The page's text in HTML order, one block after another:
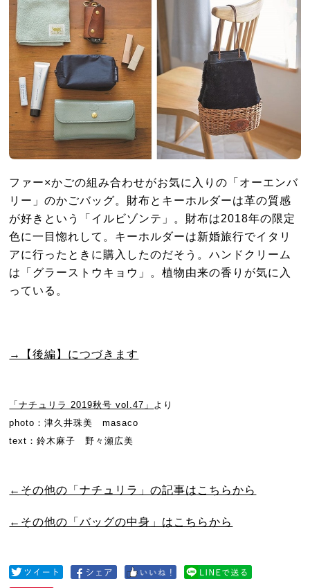
ファー×かごの組み合わせがお気に入りの「オーエンバ
リー」のかごバッグ。財布とキーホルダーは革の質感
が好きという「イルビゾンテ」。財布は2018年の限定
色に一目惚れして。キーホルダーは新婚旅行でイタリ
アに行ったときに購入したのだそう。ハンドクリーム
は「グラーストウキョウ」。植物由来の香りが気に入
っている。
→【後編】につづきます
「ナチュリラ 2019秋号 vol.47」
より
photo：津久井珠美 masaco
text：鈴木麻子 野々瀬広美
←その他の「ナチュリラ」の記事はこちらから
←その他の「バッグの中身」はこちらから